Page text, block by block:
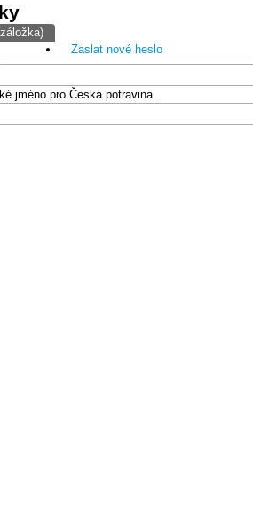
Zaslat nové heslo
jméno pro Česká potravina.